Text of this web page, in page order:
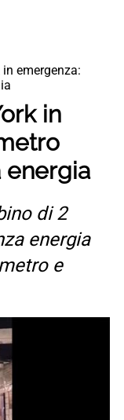
emergenza:
in
energia
di 2
energia
e